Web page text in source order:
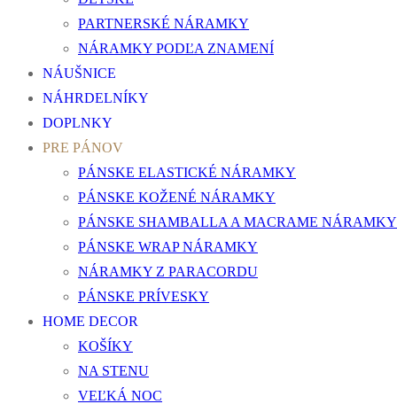
PARTNERSKÉ NÁRAMKY
NÁRAMKY PODĽA ZNAMENÍ
NÁUŠNICE
NÁHRDELNÍKY
DOPLNKY
PRE PÁNOV
PÁNSKE ELASTICKÉ NÁRAMKY
PÁNSKE KOŽENÉ NÁRAMKY
PÁNSKE SHAMBALLA A MACRAME NÁRAMKY
PÁNSKE WRAP NÁRAMKY
NÁRAMKY Z PARACORDU
PÁNSKE PRÍVESKY
HOME DECOR
KOŠÍKY
NA STENU
VEĽKÁ NOC